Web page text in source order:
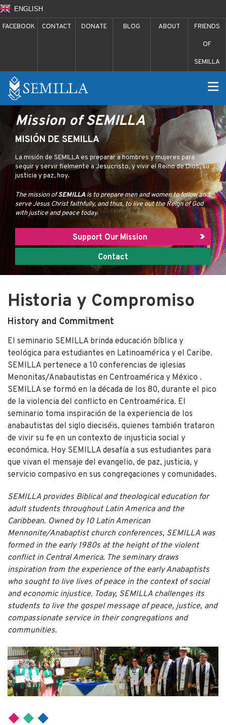
ENGLISH
FACEBOOK CONTACT DONATE BLOG ABOUT FRIENDS
OF
SEMILLA
Mission of SEMILLA
MISIÓN DE SEMILLA
La misión de SEMILLA es preparar a hombres y mujeres para
seguir y servir fielmente a Jesucristo, y vivir el Reino de Dios, su
justicia y paz, hoy.
The mission ofSEMILLA is to prepare men and women to follow and
serve Jesus Christ faithfully, and thus, to live out the Reign of God
with justice and peace today.
Support Our Mission
Contact
Historia y Compromiso
History and Commitment
El seminario SEMILLA brinda educación bíblica y
teológica para estudiantes en Latinoamérica y el Caribe.
SEMILLA pertenece a 10 conferencias de iglesias
Menonitas/Anabautistas en Centroamérica y México .
SEMILLA se formó en la década de los 80, durante el pico
de la violencia del conflicto en Centroamérica. El
seminario toma inspiración de la experiencia de los
anabautistas del siglo dieciséis, quienes también trataron
de vivir su fe en un contexto de injusticia social y
económica. Hoy SEMILLA desafía a sus estudiantes para
que vivan el mensaje del evangelio, de paz, justicia, y
servicio compasivo en sus congregaciones y comunidades.
SEMILLA provides Biblical and theological education for
adult students throughout Latin America and the
Caribbean. Owned by 10 Latin American
Mennonite/Anabaptist church conferences, SEMILLA was
formed in the early 1980s at the height of the violent
conflict in Central America. The seminary draws
inspiration from the experience of the early Anabaptists
who sought to live lives of peace in the context of social
and economic injustice. Today, SEMILLA challenges its
students to live the gospel message of peace, justice, and
compassionate service in their congregations and
communities.